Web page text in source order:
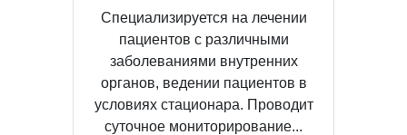
Специализируется на лечении
пациентов с различными
заболеваниями внутренних
органов, ведении пациентов в
условиях стационара. Проводит
суточное мониторирование...